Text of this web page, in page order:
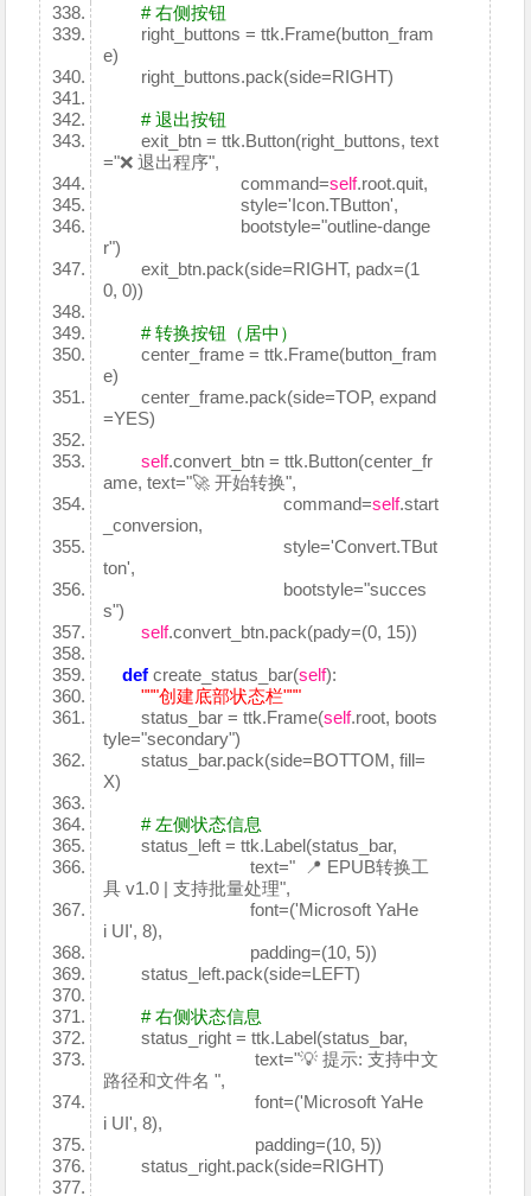
# 右侧按钮
right_buttons = ttk.Frame(button_fram
e)
right_buttons.pack(side=RIGHT)
# 退出按钮
exit_btn = ttk.Button(right_buttons, text
="❌ 退出程序",
command=self.root.quit,
style='Icon.TButton',
bootstyle="outline-dange
r")
exit_btn.pack(side=RIGHT, padx=(1
0, 0))
# 转换按钮（居中）
center_frame = ttk.Frame(button_fram
e)
center_frame.pack(side=TOP, expand
=YES)
self.convert_btn = ttk.Button(center_fr
ame, text="🚀 开始转换",
command=self.start
_conversion,
style='Convert.TBut
ton',
bootstyle="succes
s")
self.convert_btn.pack(pady=(0, 15))
def create_status_bar(self):
"""创建底部状态栏"""
status_bar = ttk.Frame(self.root, boots
tyle="secondary")
status_bar.pack(side=BOTTOM, fill=
X)
# 左侧状态信息
status_left = ttk.Label(status_bar,
text=" 📍 EPUB转换工
具 v1.0 | 支持批量处理",
font=('Microsoft YaHe
i UI', 8),
padding=(10, 5))
status_left.pack(side=LEFT)
# 右侧状态信息
status_right = ttk.Label(status_bar,
text="💡 提示: 支持中文
路径和文件名 ",
font=('Microsoft YaHe
i UI', 8),
padding=(10, 5))
status_right.pack(side=RIGHT)